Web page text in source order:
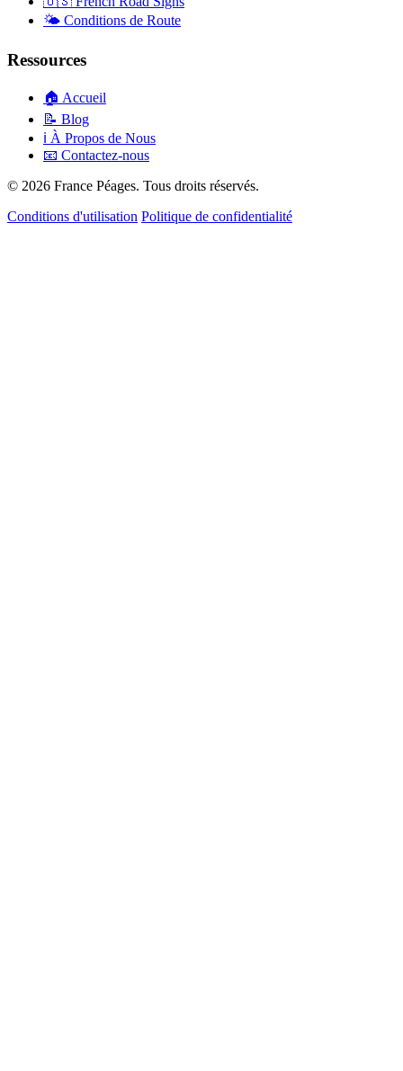
🌤️ Conditions de Route
Ressources
🏠 Accueil
📝 Blog
ℹ️ À Propos de Nous
📧 Contactez-nous
© 2026 France Péages. Tous droits réservés.
Conditions d'utilisation Politique de confidentialité